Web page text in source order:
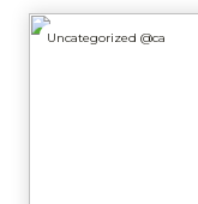
Uncategorized @ca